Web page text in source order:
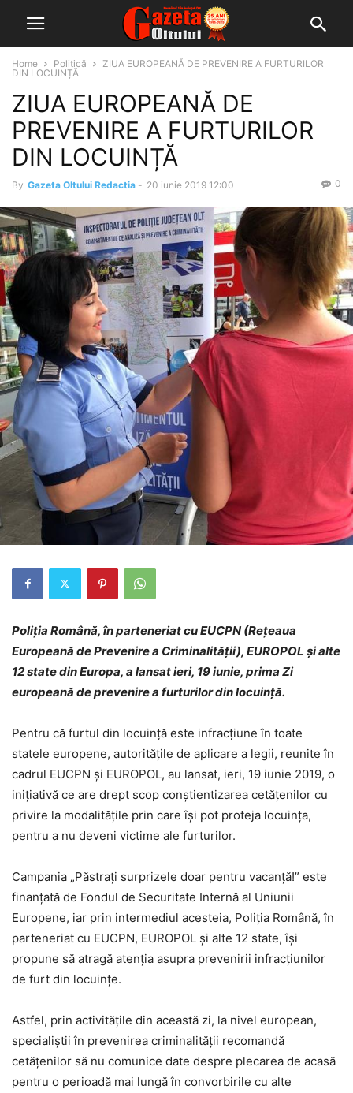
Home Politică
ZIUA EUROPEANĂ DE PREVENIRE A FURTURILOR
DIN LOCUINȚĂ
ZIUA EUROPEANĂ DE
PREVENIRE A FURTURILOR
DIN LOCUINȚĂ
By Gazeta Oltului Redactia - 20 iunie 2019 12:00 0
Poliția Română, în parteneriat cu EUCPN (Rețeaua
Europeană de Prevenire a Criminalității), EUROPOL și alte
12 state din Europa, a lansat ieri, 19 iunie, prima Zi
europeană de prevenire a furturilor din locuință.
Pentru că furtul din locuință este infracțiune în toate
statele europene, autoritățile de aplicare a legii, reunite în
cadrul EUCPN și EUROPOL, au lansat, ieri, 19 iunie 2019, o
inițiativă ce are drept scop conștientizarea cetățenilor cu
privire la modalităţile prin care își pot proteja locuinţa,
pentru a nu deveni victime ale furturilor.
Campania „Păstrați surprizele doar pentru vacanță!” este
finanțată de Fondul de Securitate Internă al Uniunii
Europene, iar prin intermediul acesteia, Poliția Română, în
parteneriat cu EUCPN, EUROPOL și alte 12 state, își
propune să atragă atenția asupra prevenirii infracțiunilor
de furt din locuințe.
Astfel, prin activitățile din această zi, la nivel european,
specialiștii în prevenirea criminalității recomandă
cetățenilor să nu comunice date despre plecarea de acasă
pentru o perioadă mai lungă în convorbirile cu alte